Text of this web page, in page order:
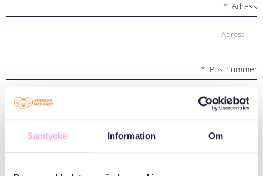
Samtycke Information Om
Adress
Postnummer